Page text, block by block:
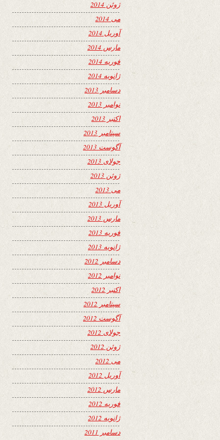
ژوئن 2014
می 2014
آوریل 2014
مارس 2014
فوریه 2014
ژانویه 2014
دسامبر 2013
نوامبر 2013
اکتبر 2013
سپتامبر 2013
آگوست 2013
جولای 2013
ژوئن 2013
می 2013
آوریل 2013
مارس 2013
فوریه 2013
ژانویه 2013
دسامبر 2012
نوامبر 2012
اکتبر 2012
سپتامبر 2012
آگوست 2012
جولای 2012
ژوئن 2012
می 2012
آوریل 2012
مارس 2012
فوریه 2012
ژانویه 2012
دسامبر 2011